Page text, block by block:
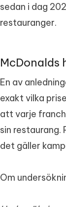
sedan i dag
restauranger.
McDonalds
En av
exakt vilka
att varje
sin
det gäller
Om